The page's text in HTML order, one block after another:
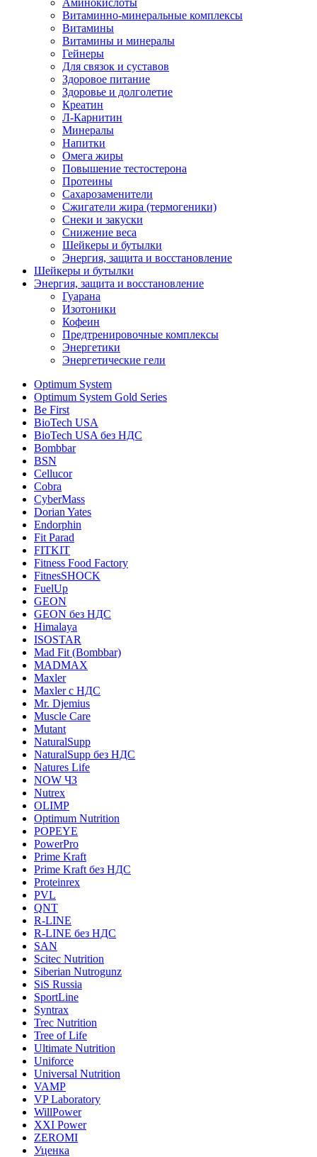
Витаминно-минеральные комплексы
Витамины
Витамины и минералы
Гейнеры
Для связок и суставов
Здоровое питание
Здоровье и долголетие
Креатин
Л-Карнитин
Минералы
Напитки
Омега жиры
Повышение тестостерона
Протеины
Сахарозаменители
Сжигатели жира (термогеники)
Снеки и закуски
Снижение веса
Шейкеры и бутылки
Энергия, защита и восстановление
Шейкеры и бутылки
Энергия, защита и восстановление
Гуарана
Изотоники
Кофеин
Предтренировочные комплексы
Энергетики
Энергетические гели
Optimum System
Optimum System Gold Series
Be First
BioTech USA
BioTech USA без НДС
Bombbar
BSN
Cellucor
Cobra
CyberMass
Dorian Yates
Endorphin
Fit Parad
FITKIT
Fitness Food Factory
FitnesSHOCK
FuelUp
GEON
GEON без НДС
Himalaya
ISOSTAR
Mad Fit (Bombbar)
MADMAX
Maxler
Maxler с НДС
Mr. Djemius
Muscle Care
Mutant
NaturalSupp
NaturalSupp без НДС
Natures Life
NOW ЧЗ
Nutrex
OLIMP
Optimum Nutrition
POPEYE
PowerPro
Prime Kraft
Prime Kraft без НДС
Proteinrex
PVL
QNT
R-LINE
R-LINE без НДС
SAN
Scitec Nutrition
Siberian Nutrogunz
SiS Russia
SportLine
Syntrax
Trec Nutrition
Tree of Life
Ultimate Nutrition
Uniforce
Universal Nutrition
VAMP
VP Laboratory
WillPower
XXI Power
ZEROMI
Уценка